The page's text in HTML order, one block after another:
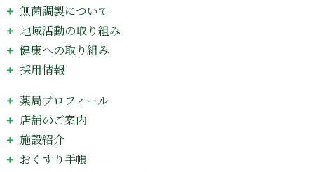
無菌調製について
地域活動の取り組み
健康への取り組み
採用情報
薬局プロフィール
店舗のご案内
施設紹介
おくすり手帳